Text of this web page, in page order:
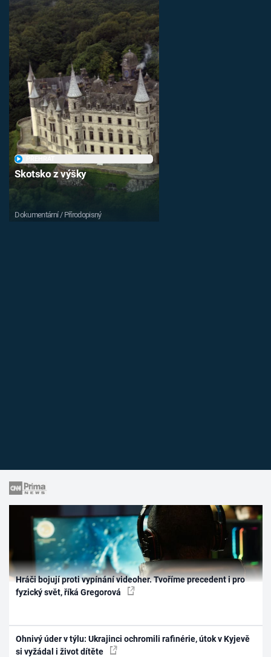
Skotsko z výšky
Dokumentární / Přírodopisný
Hráči bojují proti vypínání videoher. Tvoříme precedent i pro
fyzický svět, říká Gregorová
Ohnivý úder v týlu: Ukrajinci ochromili rafinérie, útok v Kyjevě
si vyžádal i život dítěte